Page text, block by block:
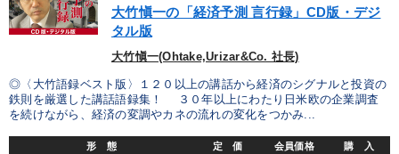
大竹愼一の「経済予測 言行録」CD版・デジ
タル版
大竹愼一(Ohtake,Urizar&Co. 社長)
◎〈大竹語録ベスト版〉１２０以上の講話から経済のシグナルと投資の
鉄則を厳選した講話語録集！ ３０年以上にわたり日米欧の企業調査
を続けながら、経済の変調やカネの流れの変化をつかみ...
形 態 定 価 会員価格 購 入